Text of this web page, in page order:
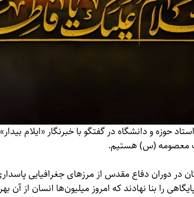
حوزه و دانشگاه در گفتگو با خبرنگار «ایلام
معصومه (س) هستیم.
در دوران دفاع مقدس از مرزهای جغرافیایی
را بنا نهادند که امروز میلیون‌ها انسان از آن